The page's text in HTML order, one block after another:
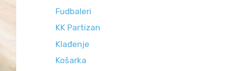
Fudbaleri
KK Partizan
Klađenje
Košarka